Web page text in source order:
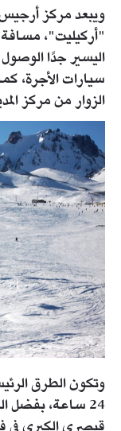
ويبعد مركز أرجيس
اليسير جدًا
سيارات الأجرة،
الزوار من مركز
وتكون الطرق
24 ساعة، بفضل